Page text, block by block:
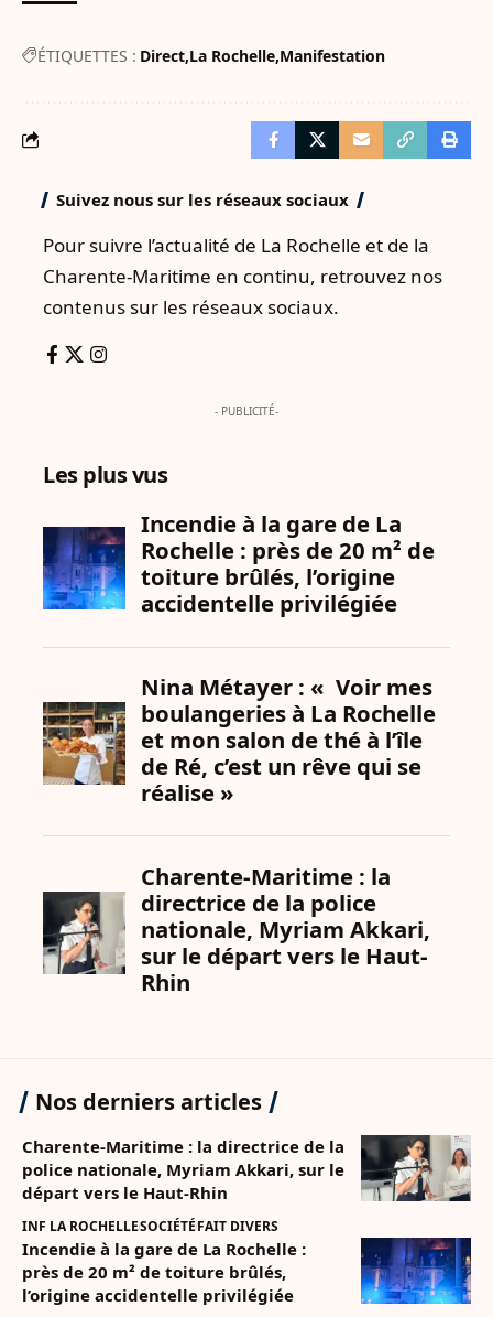
ÉTIQUETTES : Direct La Rochelle Manifestation
Suivez nous sur les réseaux sociaux
Pour suivre l’actualité de La Rochelle et de la
Charente-Maritime en continu, retrouvez nos
contenus sur les réseaux sociaux.
- PUBLICITÉ-
Les plus vus
Nos derniers articles
Charente-Maritime : la directrice de la
police nationale, Myriam Akkari, sur le
départ vers le Haut-Rhin
INF LA ROCHELLESOCIÉTÉFAIT DIVERS
Incendie à la gare de La Rochelle :
près de 20 m² de toiture brûlés,
l’origine accidentelle privilégiée